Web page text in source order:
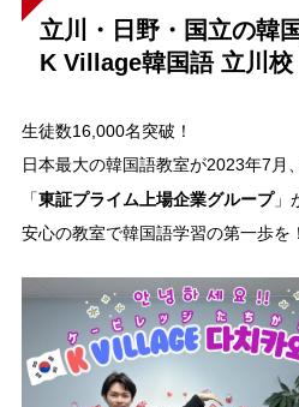
立川・日野・国立の韓
K Village韓国語 立川校
生徒数16,000名突破！
日本最大の韓国語教室が2023年7月
「 東証プライム上場企業グループ」
安心の教室で韓国語学習の第一歩を！